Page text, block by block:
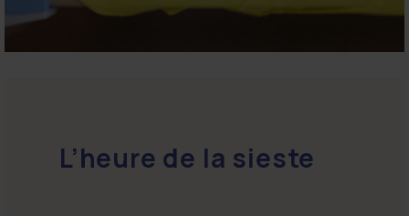
L’heure de la sieste